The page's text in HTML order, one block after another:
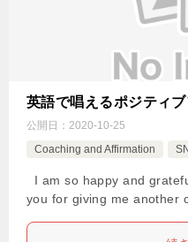
英語で唱えるポジティ
公開日： 2020-10-25
Coaching and Affirmation
I am so happy and
you for giving me another